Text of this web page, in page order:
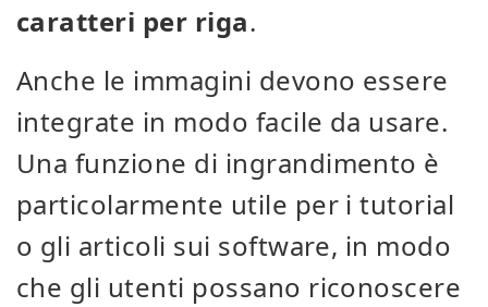
caratteri per riga.
Anche le immagini devono essere
integrate in modo facile da usare.
Una funzione di ingrandimento è
particolarmente utile per i tutorial
o gli articoli sui software, in modo
che gli utenti possano riconoscere